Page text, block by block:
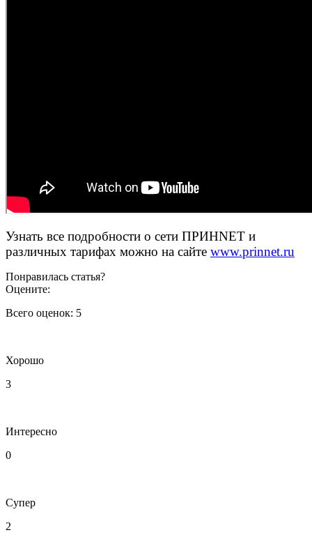
Узнать все подробности о сети ПРИНNET и
различных тарифах можно на сайте www.prinnet.ru
Понравилась статья?
Оцените:
Всего оценок: 5
Хорошо
3
Интересно
0
Супер
2